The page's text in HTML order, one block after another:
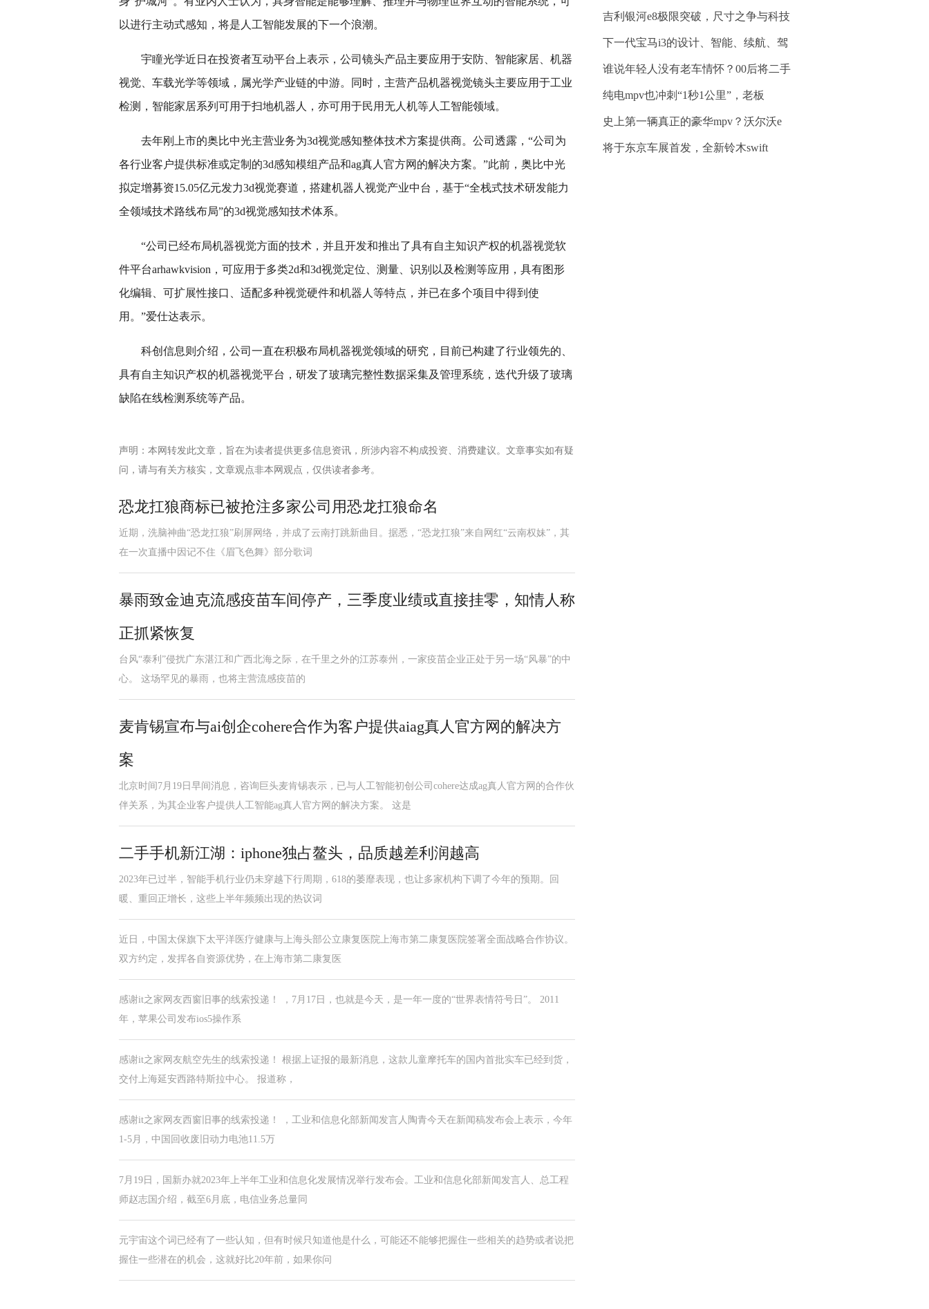
以进行主动式感知，将是人工智能发展的下一个浪潮。
宇瞳光学近日在投资者互动平台上表示，公司镜头产品主要应用于安防、智能家居、机器
视觉、车载光学等领域，属光学产业链的中游。同时，主营产品机器视觉镜头主要应用于工业
检测，智能家居系列可用于扫地机器人，亦可用于民用无人机等人工智能领域。
去年刚上市的奥比中光主营业务为3d视觉感知整体技术方案提供商。公司透露，“公司为
各行业客户提供标准或定制的3d感知模组产品和ag真人官方网的解决方案。”此前，奥比中光
拟定增募资15.05亿元发力3d视觉赛道，搭建机器人视觉产业中台，基于“全栈式技术研发能力
全领域技术路线布局”的3d视觉感知技术体系。
“公司已经布局机器视觉方面的技术，并且开发和推出了具有自主知识产权的机器视觉软
件平台arhawkvision，可应用于多类2d和3d视觉定位、测量、识别以及检测等应用，具有图形
化编辑、可扩展性接口、适配多种视觉硬件和机器人等特点，并已在多个项目中得到使
用。”爱仕达表示。
科创信息则介绍，公司一直在积极布局机器视觉领域的研究，目前已构建了行业领先的、
具有自主知识产权的机器视觉平台，研发了玻璃完整性数据采集及管理系统，迭代升级了玻璃
缺陷在线检测系统等产品。
声明：本网转发此文章，旨在为读者提供更多信息资讯，所涉内容不构成投资、消费建议。文章事实如有疑
问，请与有关方核实，文章观点非本网观点，仅供读者参考。
恐龙扛狼商标已被抢注多家公司用恐龙扛狼命名
近期，洗脑神曲“恐龙扛狼”刷屏网络，并成了云南打跳新曲目。据悉，“恐龙扛狼”来自网红“云南权妹”，其
在一次直播中因记不住《眉飞色舞》部分歌词
暴雨致金迪克流感疫苗车间停产，三季度业绩或直接挂零，知情人称
正抓紧恢复
台风“泰利”侵扰广东湛江和广西北海之际，在千里之外的江苏泰州，一家疫苗企业正处于另一场“风暴”的中
心。 这场罕见的暴雨，也将主营流感疫苗的
麦肯锡宣布与ai创企cohere合作为客户提供aiag真人官方网的解决方
案
北京时间7月19日早间消息，咨询巨头麦肯锡表示，已与人工智能初创公司cohere达成ag真人官方网的合作伙
伴关系，为其企业客户提供人工智能ag真人官方网的解决方案。 这是
二手手机新江湖：iphone独占鳌头，品质越差利润越高
2023年已过半，智能手机行业仍未穿越下行周期，618的萎靡表现，也让多家机构下调了今年的预期。回
暖、重回正增长，这些上半年频频出现的热议词
近日，中国太保旗下太平洋医疗健康与上海头部公立康复医院上海市第二康复医院签署全面战略合作协议。
双方约定，发挥各自资源优势，在上海市第二康复医
感谢it之家网友西窗旧事的线索投递！ ，7月17日，也就是今天，是一年一度的“世界表情符号日”。 2011
年，苹果公司发布ios5操作系
感谢it之家网友航空先生的线索投递！ 根据上证报的最新消息，这款儿童摩托车的国内首批实车已经到货，
交付上海延安西路特斯拉中心。 报道称，
感谢it之家网友西窗旧事的线索投递！ ，工业和信息化部新闻发言人陶青今天在新闻稿发布会上表示，今年
1-5月，中国回收废旧动力电池11.5万
7月19日，国新办就2023年上半年工业和信息化发展情况举行发布会。工业和信息化部新闻发言人、总工程
师赵志国介绍，截至6月底，电信业务总量同
元宇宙这个词已经有了一些认知，但有时候只知道他是什么，可能还不能够把握住一些相关的趋势或者说把
握住一些潜在的机会，这就好比20年前，如果你问
吉利银河e8极限突破，尺寸之争与科技
下一代宝马i3的设计、智能、续航、驾
谁说年轻人没有老车情怀？00后将二手
纯电mpv也冲刺“1秒1公里”，老板
史上第一辆真正的豪华mpv？沃尔沃e
将于东京车展首发，全新铃木swift